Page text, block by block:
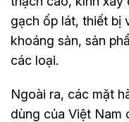
gạch ốp lát, thiết bị
khoáng sản, sản
các loại.
Ngoài ra, các mặt
dùng của Việt Nam